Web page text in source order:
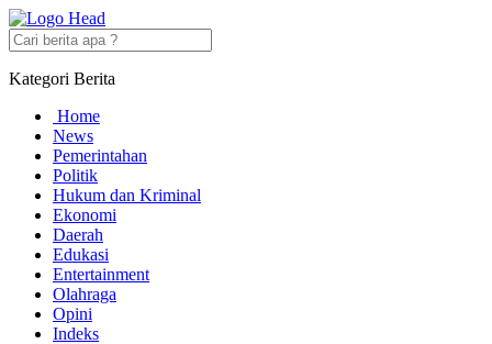
Kategori Berita
Home
News
Pemerintahan
Politik
Hukum dan Kriminal
Ekonomi
Daerah
Edukasi
Entertainment
Olahraga
Opini
Indeks